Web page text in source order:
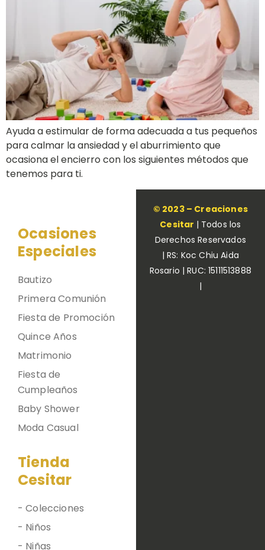
Ayuda a estimular de forma adecuada a tus pequeños
para calmar la ansiedad y el aburrimiento que
ocasiona el encierro con los siguientes métodos que
tenemos para ti.
Ocasiones
Especiales
Bautizo
Primera Comunión
Fiesta de Promoción
Quince Años
Matrimonio
Fiesta de
Cumpleaños
Baby Shower
Moda Casual
Tienda
Cesitar
- Colecciones
- Niños
- Niñas
© 2023 – Creaciones
Cesitar | Todos los
Derechos Reservados
| RS: Koc Chiu Aida
Rosario | RUC: 15111513888
|